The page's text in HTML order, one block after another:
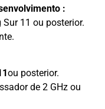
:
11 ou posterior.
ou posterior.
de 2 GHz ou